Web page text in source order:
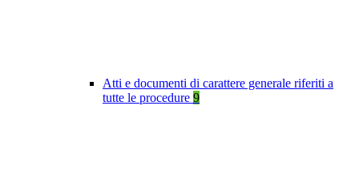
Atti e documenti di carattere generale riferiti a
tutte le procedure 9